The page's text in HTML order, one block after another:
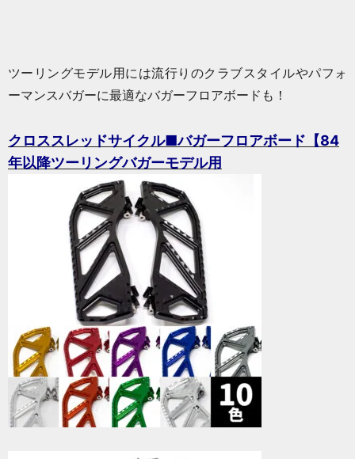
ツーリングモデル用には流行りのクラブスタイルやパフォ
ーマンスバガーに最適なバガーフロアボードも！
クロススレッドサイクル■バガーフロアボード【84
年以降ツーリングバガーモデル用